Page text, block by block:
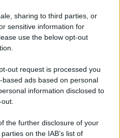
sharing to third parties, or
sensitive information for
use the below opt-out
out request is processed you
ads based on personal
information disclosed to
the further disclosure of your
on the IAB’s list of